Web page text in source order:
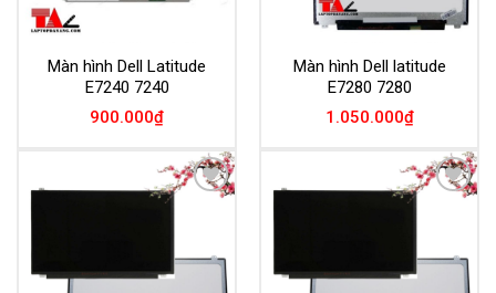
Màn hình Dell Latitude
E7240 7240
900.000₫
Màn hình Dell latitude
E7280 7280
1.050.000₫